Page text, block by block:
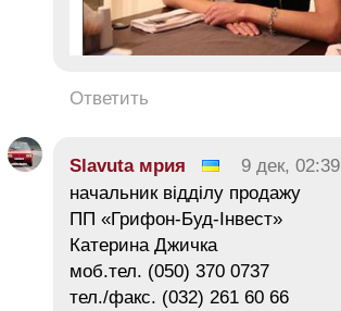
Ответить
Slavuta мрия 9 дек, 02:39
начальник відділу продажу
ПП «Грифон-Буд-Інвест»
Катерина Джичка
моб.тел. (050) 370 0737
тел./факс. (032) 261 60 66